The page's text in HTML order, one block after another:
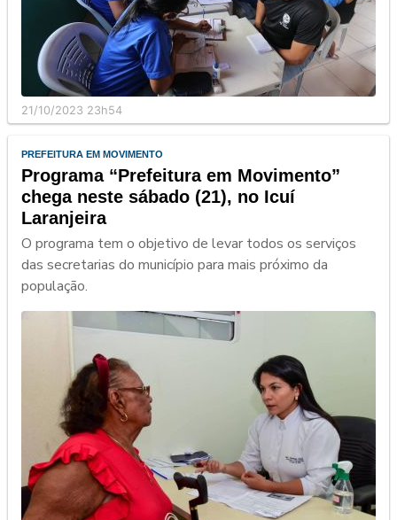
21/10/2023 23h54
PREFEITURA EM MOVIMENTO
Programa “Prefeitura em Movimento”
chega neste sábado (21), no Icuí
Laranjeira
O programa tem o objetivo de levar todos os serviços
das secretarias do município para mais próximo da
população.